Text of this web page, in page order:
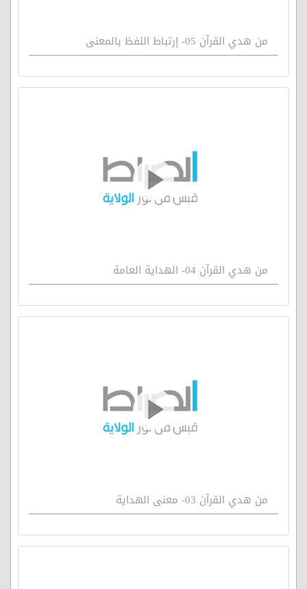
من هدي القرآن 05- إرتباط اللفظ بالمعنى
من هدي القرآن 04- الهداية العامة
من هدي القرآن 03- معنى الهداية